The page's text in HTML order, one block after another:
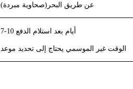
عن طريق البحر (صحاوية مبردة)
7-10 أيام بعد استلام الدفع
الوقت غير الموسمي يحتاج إلى تحديد موعد